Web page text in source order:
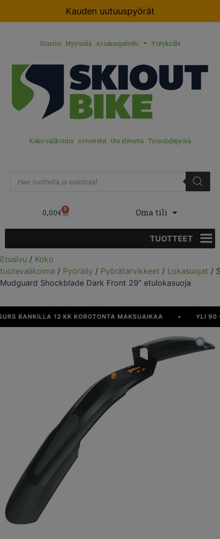
Kauden uutuuspyörät
Etusivu Myymälä Asiakaspalvelu Yrityksille
Koko valikoima Arvostelut Ota yhteyttä Työsuhdepyörä
0,00€ 0 Oma tili
TUOTTEET
Etusivu / Koko
tuotevalikoima / Pyöräily / Pyörätarvikkeet / Lokasuojat /
Mudguard Shockblade Dark Front 29″ etulokasuoja
BANKILLA 12 KK KOROTONTA MAKSUAIKAA YLI 90 €